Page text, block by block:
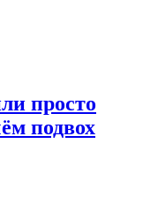
просто
подвох